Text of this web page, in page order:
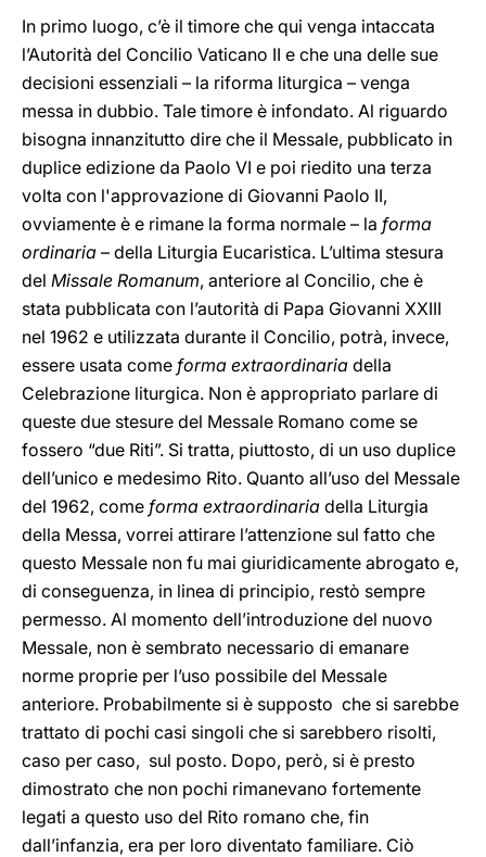
In primo luogo, c’è il timore che qui venga intaccata
l’Autorità del Concilio Vaticano II e che una delle sue
decisioni essenziali – la riforma liturgica – venga
messa in dubbio. Tale timore è infondato. Al riguardo
bisogna innanzitutto dire che il Messale, pubblicato in
duplice edizione da Paolo VI e poi riedito una terza
volta con l'approvazione di Giovanni Paolo II,
ovviamente è e rimane la forma normale – la forma
ordinaria – della Liturgia Eucaristica. L’ultima stesura
del Missale Romanum, anteriore al Concilio, che è
stata pubblicata con l’autorità di Papa Giovanni XXIII
nel 1962 e utilizzata durante il Concilio, potrà, invece,
essere usata come forma extraordinaria della
Celebrazione liturgica. Non è appropriato parlare di
queste due stesure del Messale Romano come se
fossero “due Riti”. Si tratta, piuttosto, di un uso duplice
dell’unico e medesimo Rito. Quanto all’uso del Messale
del 1962, come forma extraordinaria della Liturgia
della Messa, vorrei attirare l’attenzione sul fatto che
questo Messale non fu mai giuridicamente abrogato e,
di conseguenza, in linea di principio, restò sempre
permesso. Al momento dell’introduzione del nuovo
Messale, non è sembrato necessario di emanare
norme proprie per l’uso possibile del Messale
anteriore. Probabilmente si è supposto che si sarebbe
trattato di pochi casi singoli che si sarebbero risolti,
caso per caso, sul posto. Dopo, però, si è presto
dimostrato che non pochi rimanevano fortemente
legati a questo uso del Rito romano che, fin
dall’infanzia, era per loro diventato familiare. Ciò